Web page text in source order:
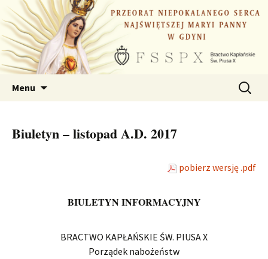
Przejdź
do
treści
Menu Szukaj:
Biuletyn – listopad A.D. 2017
pobierz wersję .pdf
BIULETYN INFORMACYJNY
BRACTWO KAPŁAŃSKIE ŚW. PIUSA X
Porządek nabożeństw